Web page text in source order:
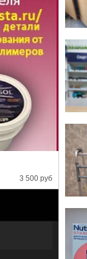
3 500 руб